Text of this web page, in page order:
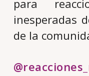
para
inesperadas
de la